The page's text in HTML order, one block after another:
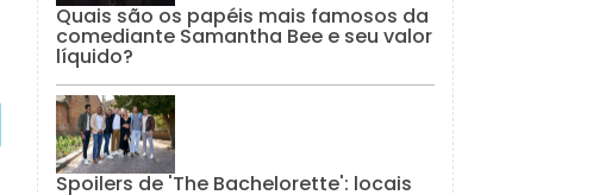
Quais são os papéis mais famosos da
comediante Samantha Bee e seu valor
líquido?
Spoilers de 'The Bachelorette': locais